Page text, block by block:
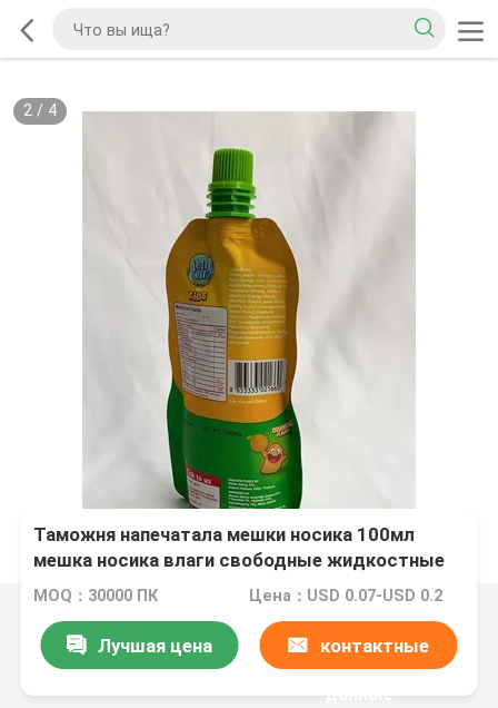
2/ 4
Таможня напечатала мешки носика 100мл
мешка носика влаги свободные жидкостные
MOQ：30000 ПК Цена：USD 0.07-USD 0.2
Лучшая цена контактные
данные